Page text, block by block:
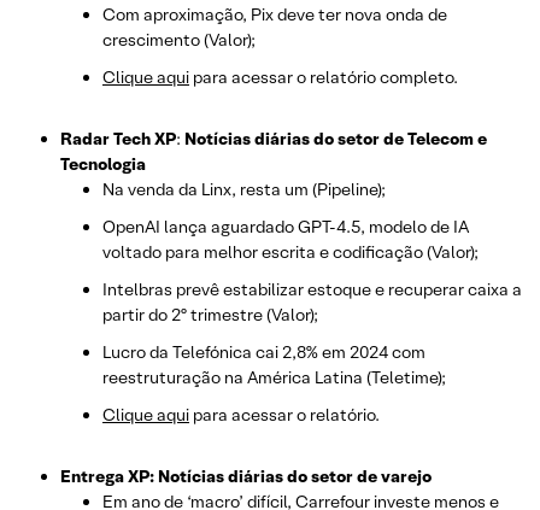
Com aproximação, Pix deve ter nova onda de
crescimento (Valor);
Clique aqui para acessar o relatório completo.
Radar Tech XP: Notícias diárias do setor de Telecom e
Tecnologia
Na venda da Linx, resta um (Pipeline);
OpenAI lança aguardado GPT-4.5, modelo de IA
voltado para melhor escrita e codificação (Valor);
Intelbras prevê estabilizar estoque e recuperar caixa a
partir do 2º trimestre (Valor);
Lucro da Telefónica cai 2,8% em 2024 com
reestruturação na América Latina (Teletime);
Clique aqui para acessar o relatório.
Entrega XP: Notícias diárias do setor de varejo
Em ano de ‘macro’ difícil, Carrefour investe menos e